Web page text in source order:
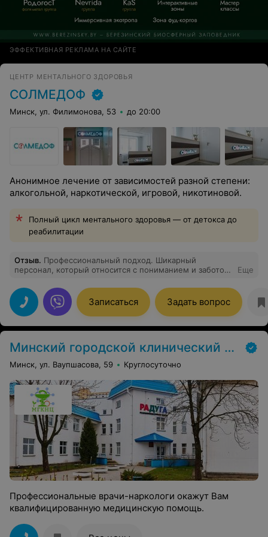
ЭФФЕКТИВНАЯ РЕКЛАМА НА САЙТЕ
ЦЕНТР МЕНТАЛЬНОГО ЗДОРОВЬЯ
СОЛМЕДОФ
Минск, ул. Филимонова, 53 до 20:00
Анонимное лечение от зависимостей разной степени:
алкогольной, наркотической, игровой, никотиновой.
Полный цикл ментального здоровья — от детокса до
реабилитации
Отзыв. Профессиональный подход. Шикарный
персонал, который относится с пониманием и заботой
Рекомендую. За помощью только сюда!
Еще
Записаться Задать вопрос
Минский городской клинический наркологический центр (МГКНЦ)
Минск, ул. Ваупшасова, 59 Круглосуточно
Профессиональные врачи-наркологи окажут Вам
квалифицированную медицинскую помощь.